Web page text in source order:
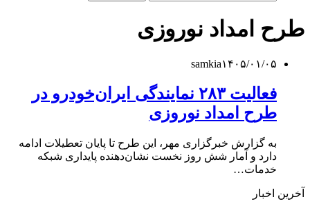
طرح امداد نوروزی
samkia۱۴۰۵/۰۱/۰۵
فعالیت ۲۸۳ نمایندگی‌ ایران‌خودرو در
طرح امداد نوروزی
به گزارش خبرگزاری مهر، این طرح تا پایان تعطیلات ادامه
دارد و آمار شش روز نخست نشان‌دهنده پایداری شبکه
خدمات…
آخرین اخبار